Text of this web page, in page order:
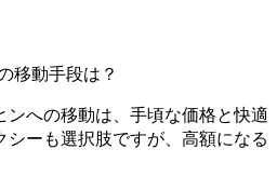
移動手段は？
への移動は、手頃な価格と快適
シーも選択肢ですが、高額になる